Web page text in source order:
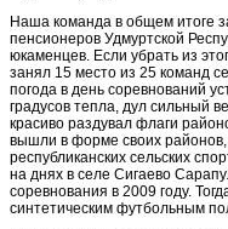
Наша команда в общем итоге
пенсионеров Удмуртской
юкаменцев. Если убрать из
занял 15 место из 25 команд
погода в день соревнований
градусов тепла, дул сильный
красиво раздувал флаги
вышли в форме своих районов,
республиканских сельских
на днях в селе Сигаево
соревнования в 2009 году.
синтетическим футбольным